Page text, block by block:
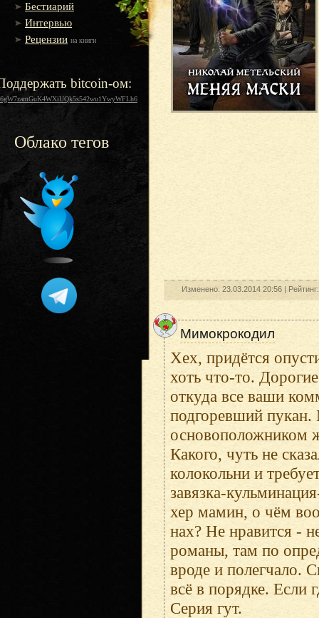
Бестиарий
Интервью
Рецензии на книги
bitcoin-ом:
Облако тегов
Изменено: 23.03.2014 20:56 |
Мимокрокодил
Хех, придётся
хоть что-то.
откуда все ваши
подгоревший пукан.
основоположником
Какого, чуть не
колокольни и
завязка-
хер мамин, о чём
нах? Не нравится -
романы, там по
вроде и полегчало.
всё в порядке. Если
Серия гут.